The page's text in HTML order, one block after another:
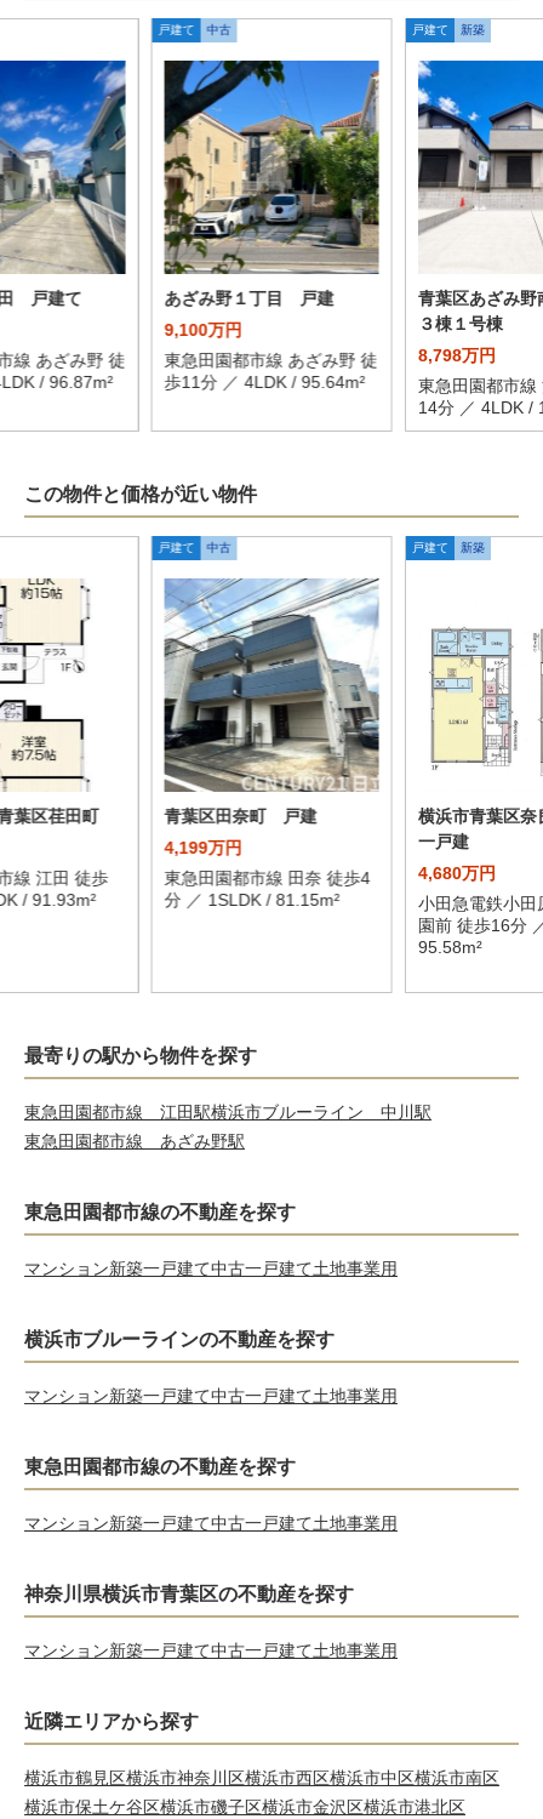
戸建て
線 あざみ野 徒
/ 96.87m²
戸建て 中古
あざみ野１丁目 戸建
9,100万円
東急田園都市線 あざみ野 徒
歩11分 ／ 4LDK / 95.64m²
戸建て 新築
青葉区あざみ
３棟１号棟
8,798万円
東急田園都市線
14分 ／ 4LDK /
この物件と価格が近い物件
葉区荏田町
線 江田 徒歩
/ 91.93m²
戸建て 中古
青葉区田奈町 戸建
4,199万円
東急田園都市線 田奈 徒歩4
分 ／ 1SLDK / 81.15m²
戸建て 新築
横浜市青葉区奈
一戸建
4,680万円
小田急電鉄小田
園前 徒歩16分
95.58m²
最寄りの駅から物件を探す
東急田園都市線 江田駅横浜市ブルーライン 中川駅
東急田園都市線 あざみ野駅
東急田園都市線の不動産を探す
マンション新築一戸建て中古一戸建て土地事業用
横浜市ブルーラインの不動産を探す
マンション新築一戸建て中古一戸建て土地事業用
東急田園都市線の不動産を探す
マンション新築一戸建て中古一戸建て土地事業用
神奈川県横浜市青葉区の不動産を探す
マンション新築一戸建て中古一戸建て土地事業用
近隣エリアから探す
横浜市鶴見区横浜市神奈川区横浜市西区横浜市中区横浜市南区
横浜市保土ケ谷区横浜市磯子区横浜市金沢区横浜市港北区